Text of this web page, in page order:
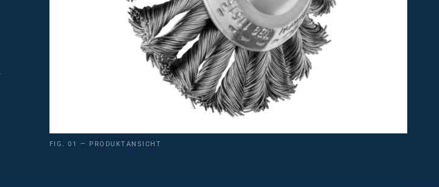
FIG. 01 — PRODUKTANSICHT